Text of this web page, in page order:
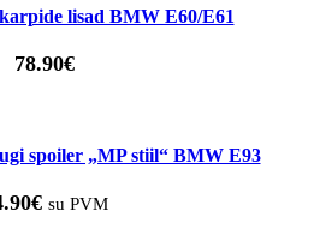
lisad BMW E60/E61
78.90€
spoiler „MP stiil“ BMW E93
€ su PVM